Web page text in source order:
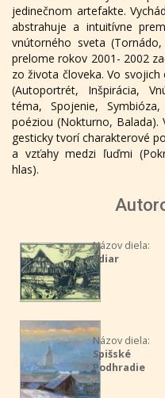
jedinečnom artefakte.
abstrahuje a intuitívne
vnútorného sveta
prelome rokov 2001- 2002
zo života človeka. Vo
(Autoportrét, Inšpirácia,
téma, Spojenie,
poéziou (Nokturno, Balada).
gesticky tvorí charakterové
a vzťahy medzi ľuďmi
hlas).
Názov diela:
Ždiar
Názov diela:
Spišské
Podhradie